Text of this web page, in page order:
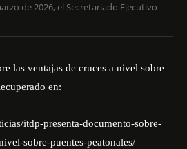
de 2026, el Secretariado Ejecutivo
las ventajas de cruces a nivel sobre
en:
itdp-presenta-documento-sobre-
sobre-puentes-peatonales/